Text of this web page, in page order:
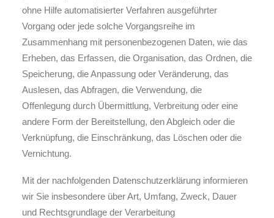
ohne Hilfe automatisierter Verfahren ausgeführter
Vorgang oder jede solche Vorgangsreihe im
Zusammenhang mit personenbezogenen Daten, wie das
Erheben, das Erfassen, die Organisation, das Ordnen, die
Speicherung, die Anpassung oder Veränderung, das
Auslesen, das Abfragen, die Verwendung, die
Offenlegung durch Übermittlung, Verbreitung oder eine
andere Form der Bereitstellung, den Abgleich oder die
Verknüpfung, die Einschränkung, das Löschen oder die
Vernichtung.
Mit der nachfolgenden Datenschutzerklärung informieren
wir Sie insbesondere über Art, Umfang, Zweck, Dauer
und Rechtsgrundlage der Verarbeitung